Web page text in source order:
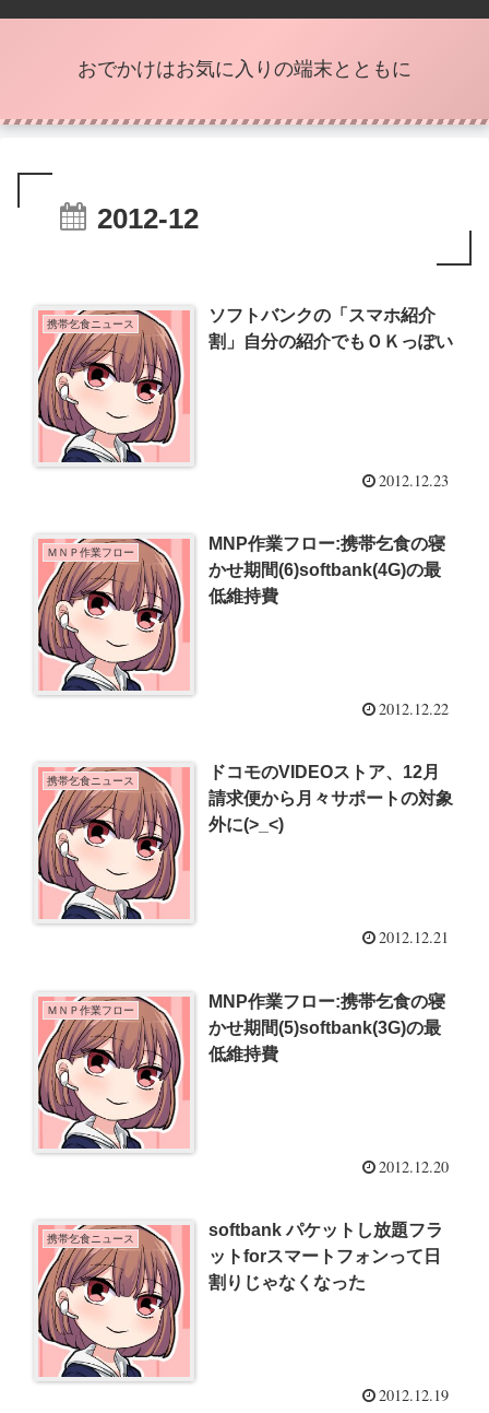
おでかけはお気に入りの端末とともに
2012-12
携帯乞食ニュース
ソフトバンクの「スマホ紹介
割」自分の紹介でもＯＫっぽい
2012.12.23
ＭＮＰ作業フロー
MNP作業フロー:携帯乞食の寝
かせ期間(6)softbank(4G)の最
低維持費
2012.12.22
携帯乞食ニュース
ドコモのVIDEOストア、12月
請求便から月々サポートの対象
外に(>_<)
2012.12.21
ＭＮＰ作業フロー
MNP作業フロー:携帯乞食の寝
かせ期間(5)softbank(3G)の最
低維持費
2012.12.20
携帯乞食ニュース
softbank パケットし放題フラ
ットforスマートフォンって日
割りじゃなくなった
2012.12.19